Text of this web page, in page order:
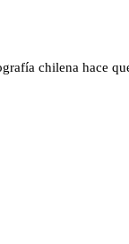
chilena hace